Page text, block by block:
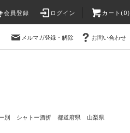
会員登録 ログイン カート(0)
メルマガ登録・解除 お問い合わせ
別 シャトー酒折 都道府県 山梨県